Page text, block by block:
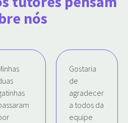
nós
Gostaria
de
agradecer
a todos da
equipe